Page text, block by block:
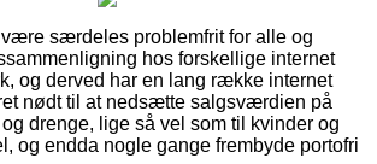
være særdeles problemfrit for alle og
hos forskellige internet
og derved har en lang række internet
nødt til at nedsætte salgsværdien på
drenge, lige så vel som til kvinder og
og endda nogle gange frembyde portofri